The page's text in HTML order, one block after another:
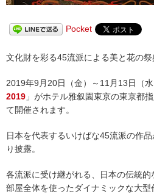
Pocket
文化財を彩る45流派による美と花の祭
2019年9月20日（金）～11月13日（水
2019 」がホテル雅叙園東京の東京都
て開催されます。
日本を代表するいけばな45流派の作
り披露。
各流派に受け継がれる、日本の伝統的
部屋全体を使ったダイナミックな大